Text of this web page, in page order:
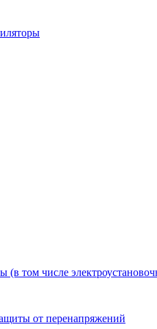
(в том числе
от перенапряжений